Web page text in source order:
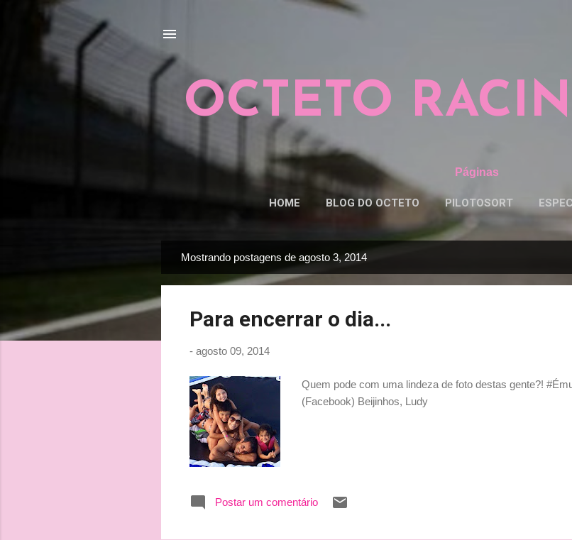
OCTETO
Páginas
HOME BLOG DO OCTETO PILOTOSORT
o
Mostrando postagens de agosto 3, 2014
Para encerrar o dia...
- agosto 09, 2014
Quem pode com uma lindeza de foto destas gente?!
(Facebook) Beijinhos, Ludy
Postar um comentário